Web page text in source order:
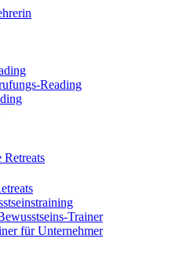
Reading
Trainer
für Unternehmer